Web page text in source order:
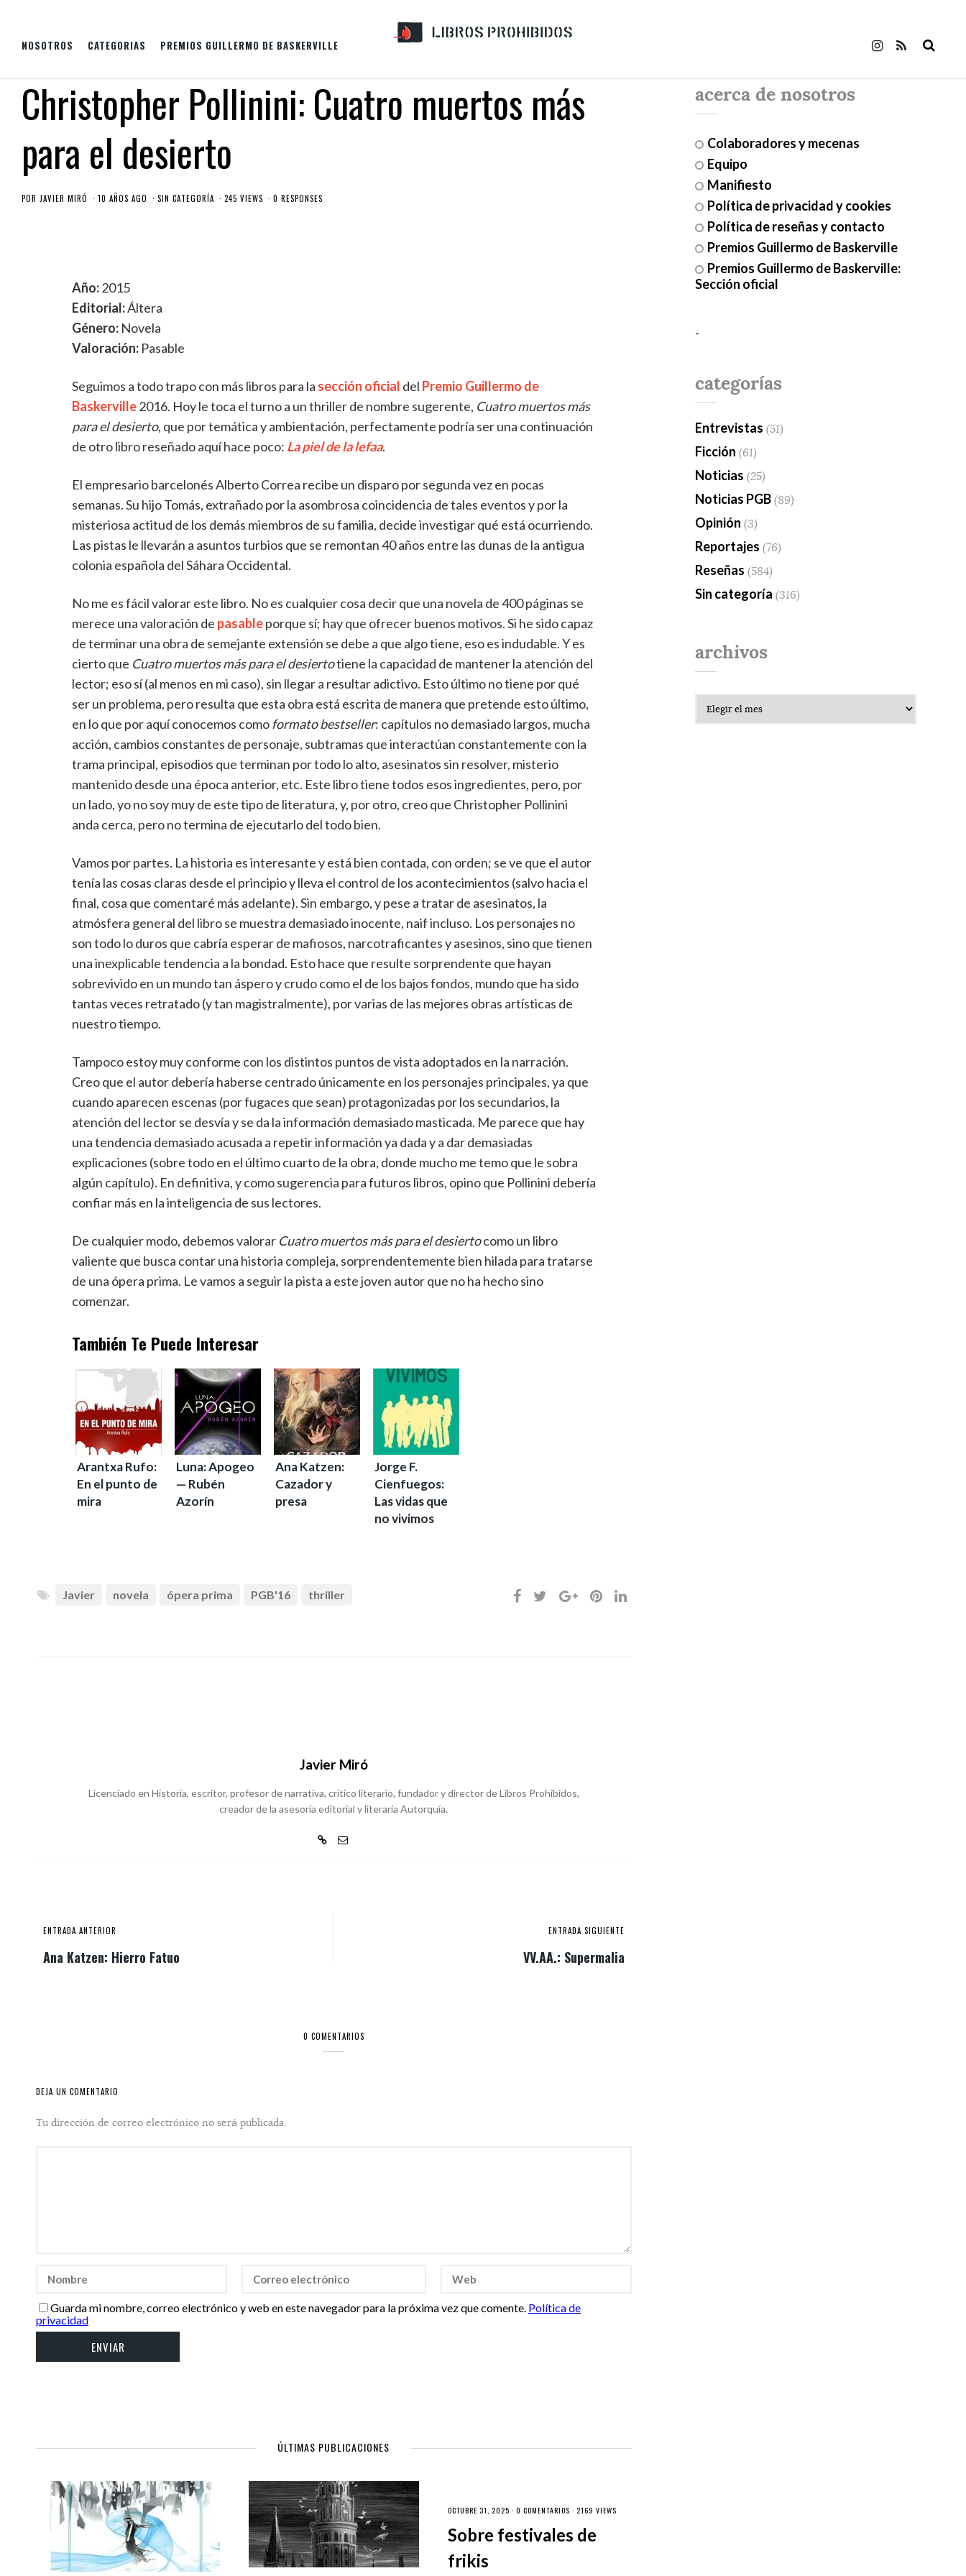
NOSOTROS CATEGORIAS PREMIOS GUILLERMO DE BASKERVILLE
Christopher Pollinini: Cuatro muertos más
para el desierto
POR JAVIER MIRÓ 10 AÑOS AGO SIN CATEGORÍA 245 VIEWS 0 RESPONSES
Año:2015
Editorial:Áltera
Género: Novela
Valoración: Pasable
Seguimos a todo trapo con más libros para la sección oficial del Premio Guillermo de
Baskerville2016. Hoy le toca el turno a un thriller de nombre sugerente, Cuatro muertos más
para el desierto, que por temática y ambientación, perfectamente podría ser una continuación
de otro libro reseñado aquí hace poco: La piel de la lefaa.
El empresario barcelonés Alberto Correa recibe un disparo por segunda vez en pocas
semanas. Su hijo Tomás, extrañado por la asombrosa coincidencia de tales eventos y por la
misteriosa actitud de los demás miembros de su familia, decide investigar qué está ocurriendo.
Las pistas le llevarán a asuntos turbios que se remontan 40 años entre las dunas de la antigua
colonia española del Sáhara Occidental.
No me es fácil valorar este libro. No es cualquier cosa decir que una novela de 400 páginas se
merece una valoración de pasableporque sí; hay que ofrecer buenos motivos. Si he sido capaz
de terminar una obra de semejante extensión se debe a que algo tiene, eso es indudable. Y es
cierto que Cuatro muertos más para el desiertotiene la capacidad de mantener la atención del
lector; eso sí (al menos en mi caso), sin llegar a resultar adictivo. Esto último no tiene por qué
ser un problema, pero resulta que esta obra está escrita de manera que pretende esto último,
en lo que por aquí conocemos como formato bestseller: capítulos no demasiado largos, mucha
acción, cambios constantes de personaje, subtramas que interactúan constantemente con la
trama principal, episodios que terminan por todo lo alto, asesinatos sin resolver, misterio
mantenido desde una época anterior, etc. Este libro tiene todos esos ingredientes, pero, por
un lado, yo no soy muy de este tipo de literatura, y, por otro, creo que Christopher Pollinini
anda cerca, pero no termina de ejecutarlo del todo bien.
Vamos por partes. La historia es interesante y está bien contada, con orden; se ve que el autor
tenía las cosas claras desde el principio y lleva el control de los acontecimientos (salvo hacia el
final, cosa que comentaré más adelante). Sin embargo, y pese a tratar de asesinatos, la
atmósfera general del libro se muestra demasiado inocente, naif incluso. Los personajes no
son todo lo duros que cabría esperar de mafiosos, narcotraficantes y asesinos, sino que tienen
una inexplicable tendencia a la bondad. Esto hace que resulte sorprendente que hayan
sobrevivido en un mundo tan áspero y crudo como el de los bajos fondos, mundo que ha sido
tantas veces retratado (y tan magistralmente), por varias de las mejores obras artísticas de
nuestro tiempo.
Tampoco estoy muy conforme con los distintos puntos de vista adoptados en la narración.
Creo que el autor debería haberse centrado únicamente en los personajes principales, ya que
cuando aparecen escenas (por fugaces que sean) protagonizadas por los secundarios, la
atención del lector se desvía y se da la información demasiado masticada. Me parece que hay
una tendencia demasiado acusada a repetir información ya dada y a dar demasiadas
explicaciones (sobre todo en el último cuarto de la obra, donde mucho me temo que le sobra
algún capítulo). En definitiva, y como sugerencia para futuros libros, opino que Pollinini debería
confiar más en la inteligencia de sus lectores.
De cualquier modo, debemos valorar Cuatro muertos más para el desiertocomo un libro
valiente que busca contar una historia compleja, sorprendentemente bien hilada para tratarse
de una ópera prima. Le vamos a seguir la pista a este joven autor que no ha hecho sino
comenzar.
También Te Puede Interesar
Arantxa Rufo:
En el punto de
mira
Luna: Apogeo
— Rubén
Azorín
Ana Katzen:
Cazador y
presa
Jorge F.
Cienfuegos:
Las vidas que
no vivimos
Javier novela ópera prima PGB'16 thriller
Javier Miró
Licenciado en Historia, escritor, profesor de narrativa, crítico literario, fundador y director de Libros Prohibidos,
creador de la asesoría editorial y literaria Autorquía.
ENTRADA ANTERIOR
Ana Katzen: Hierro Fatuo
ENTRADA SIGUIENTE
VV.AA.: Supermalia
0 COMENTARIOS
DEJA UN COMENTARIO
Tu dirección de correo electrónico no será publicada.
Guarda mi nombre, correo electrónico y web en este navegador para la próxima vez que comente. Política de
privacidad
ÚLTIMAS PUBLICACIONES
OCTUBRE 31, 2025 · 0 COMENTARIOS · 2169 VIEWS
Sobre festivales de
frikis
acerca de nosotros
Colaboradores y mecenas
Equipo
Manifiesto
Política de privacidad y cookies
Política de reseñas y contacto
Premios Guillermo de Baskerville
Premios Guillermo de Baskerville:
Sección oficial
-
categorías
Entrevistas (51)
Ficción (61)
Noticias (25)
Noticias PGB (89)
Opinión (3)
Reportajes (76)
Reseñas (584)
Sin categoría (316)
archivos